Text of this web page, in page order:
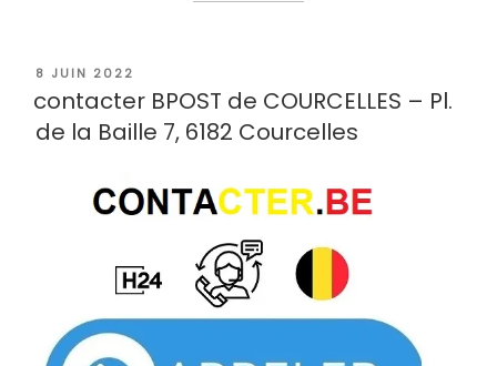
PUBLIÉ
8 JUIN 2022
contacter BPOST de COURCELLES – Pl.
de la Baille 7, 6182 Courcelles